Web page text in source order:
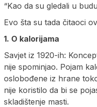
“Kao da su gledali u
Evo šta su tada čitaoci
1. O kalorijama
Savjet iz 1920-ih:
nije spominjao. Pojam
oslobođene iz hrane
nije koristilo da bi se
skladištenje masti.